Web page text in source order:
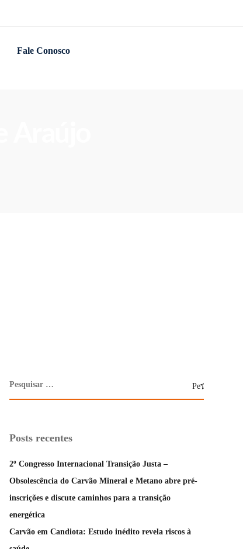
Fale Conosco
Posts recentes
2º Congresso Internacional Transição Justa –
Obsolescência do Carvão Mineral e Metano abre pré-
inscrições e discute caminhos para a transição
energética
Carvão em Candiota: Estudo inédito revela riscos à